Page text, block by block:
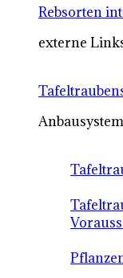
Rebsorten
externe